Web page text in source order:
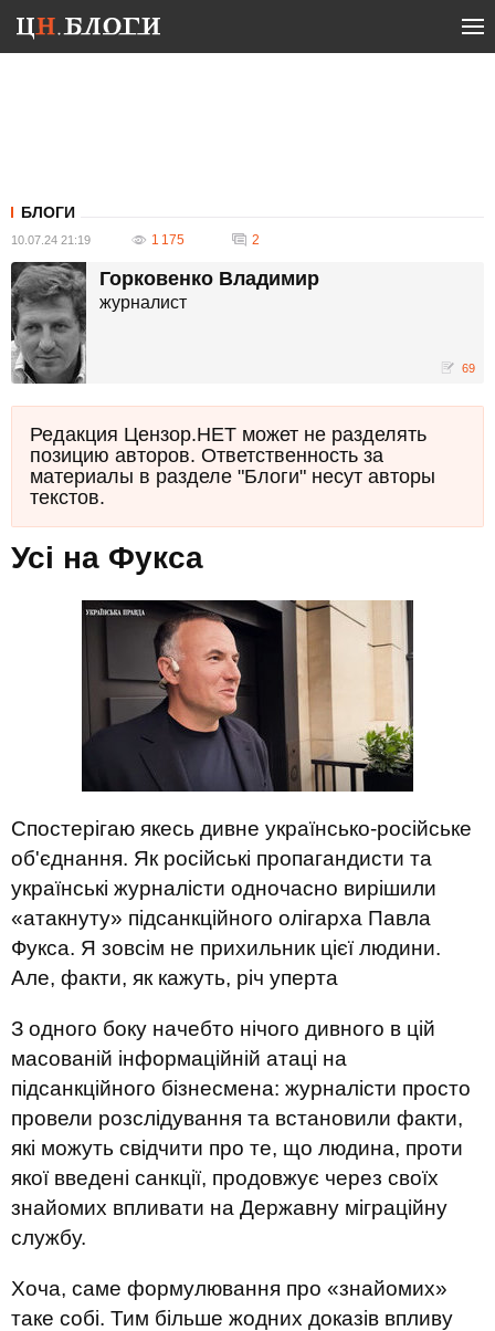
БЛОГИ
10.07.24 21:19 1 175 2
Горковенко Владимир
журналист
69
Редакция Цензор.НЕТ может не разделять
позицию авторов. Ответственность за
материалы в разделе "Блоги" несут авторы
текстов.
Усі на Фукса
Спостерігаю якесь дивне українсько-російське
об'єднання. Як російські пропагандисти та
українські журналісти одночасно вирішили
«атакнуту» підсанкційного олігарха Павла
Фукса. Я зовсім не прихильник цієї людини.
Але, факти, як кажуть, річ уперта
З одного боку начебто нічого дивного в цій
масованій інформаційній атаці на
підсанкційного бізнесмена: журналісти просто
провели розслідування та встановили факти,
які можуть свідчити про те, що людина, проти
якої введені санкції, продовжує через своїх
знайомих впливати на Державну міграційну
службу.
Хоча, саме формулювання про «знайомих»
таке собі. Тим більше жодних доказів впливу